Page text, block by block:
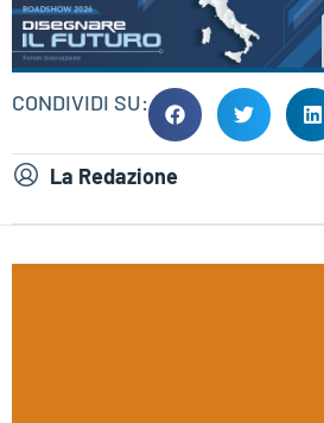
CONDIVIDI SU:
La Redazione